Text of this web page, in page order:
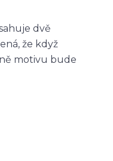
dvě
že když
motivu bude